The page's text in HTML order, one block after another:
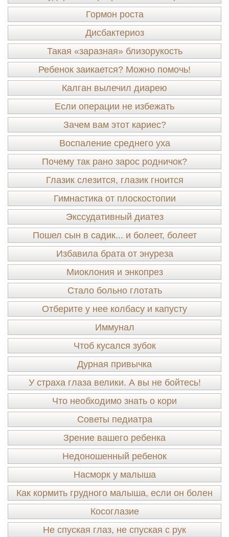
Гормон роста
Дисбактериоз
Такая «заразная» близорукость
Ребенок заикается? Можно помочь!
Калган вылечил диарею
Если операции не избежать
Зачем вам этот кариес?
Воспаление среднего уха
Почему так рано зарос родничок?
Глазик слезится, глазик гноится
Гимнастика от плоскостопии
Экссудативный диатез
Пошел сын в садик... и болеет, болеет
Избавила брата от энуреза
Миоклония и энкопрез
Стало больно глотать
Отберите у нее колбасу и капусту
Иммунал
Чтоб кусался зубок
Дурная привычка
У страха глаза велики. А вы не бойтесь!
Что необходимо знать о кори
Советы педиатра
Зрение вашего ребенка
Недоношенный ребенок
Насморк у малыша
Как кормить грудного малыша, если он болен
Косоглазие
Не спуская глаз, не спуская с рук